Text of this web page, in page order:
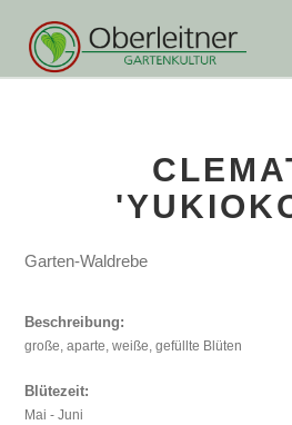
Garten-Waldrebe
Beschreibung:
große, aparte, weiße, gefüllte Blüten
Blütezeit:
Mai - Juni